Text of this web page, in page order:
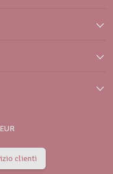
EUR
clienti